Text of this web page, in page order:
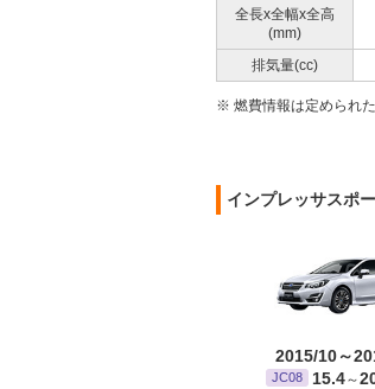
全長x全幅x全高
(mm)
排気量(cc)
※ 燃費情報は定められ
インプレッサスポ
2015/10～
JC08 15.4～